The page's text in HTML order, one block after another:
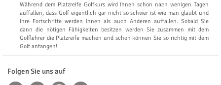
Während dem Platzreife Golfkurs wird Ihnen schon nach wenigen Tagen
auffallen, dass Golf eigentlich gar nicht so schwer ist wie man glaubt und
Ihre Fortschritte werden Ihnen als auch Anderen auffallen. Sobald Sie
dann die nötigen Fähigkeiten besitzen werden Sie zusammen mit dem
Golflehrer die Platzreife machen und schon können Sie so richtig mit dem
Golf anfangen!
Folgen Sie uns auf